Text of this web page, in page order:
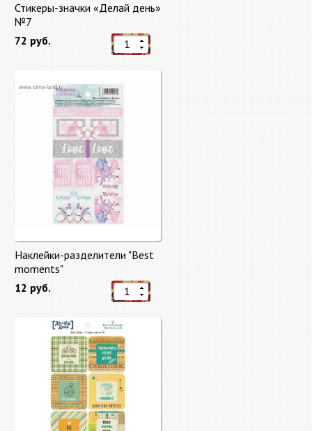
Стикеры-значки «Делай день»
№7
72 руб.
Наклейки-разделители "Best
moments"
12 руб.